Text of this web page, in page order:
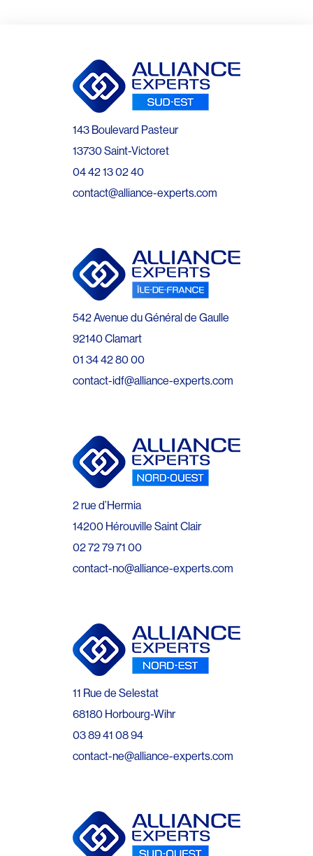
143 Boulevard Pasteur
13730 Saint-Victoret
04 42 13 02 40
contact@alliance-experts.com
542 Avenue du Général de Gaulle
92140 Clamart
01 34 42 80 00
contact-idf@alliance-experts.com
2 rue d’Hermia
14200 Hérouville Saint Clair
02 72 79 71 00
contact-no@alliance-experts.com
11 Rue de Selestat
68180 Horbourg-Wihr
03 89 41 08 94
contact-ne@alliance-experts.com